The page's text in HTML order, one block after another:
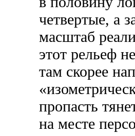
четвертые, а
масштаб
этот рельеф
там скорее
пропасть
на месте